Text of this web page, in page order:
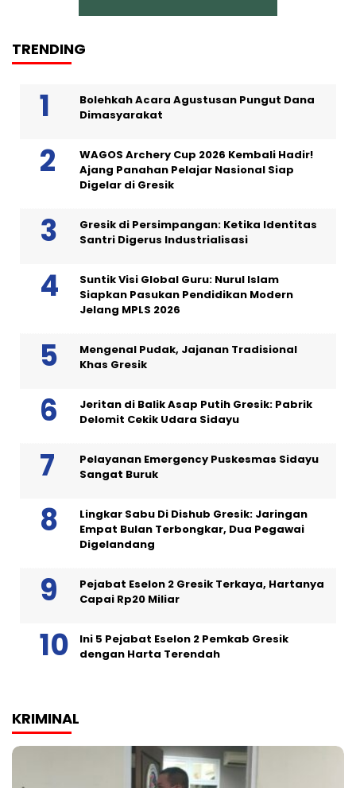
TRENDING
Bolehkah Acara Agustusan Pungut Dana
Dimasyarakat
WAGOS Archery Cup 2026 Kembali Hadir!
Ajang Panahan Pelajar Nasional Siap
Digelar di Gresik
Gresik di Persimpangan: Ketika Identitas
Santri Digerus Industrialisasi
Suntik Visi Global Guru: Nurul Islam
Siapkan Pasukan Pendidikan Modern
Jelang MPLS 2026
Mengenal Pudak, Jajanan Tradisional
Khas Gresik
Jeritan di Balik Asap Putih Gresik: Pabrik
Delomit Cekik Udara Sidayu
Pelayanan Emergency Puskesmas Sidayu
Sangat Buruk
Lingkar Sabu Di Dishub Gresik: Jaringan
Empat Bulan Terbongkar, Dua Pegawai
Digelandang
Pejabat Eselon 2 Gresik Terkaya, Hartanya
Capai Rp20 Miliar
Ini 5 Pejabat Eselon 2 Pemkab Gresik
dengan Harta Terendah
KRIMINAL